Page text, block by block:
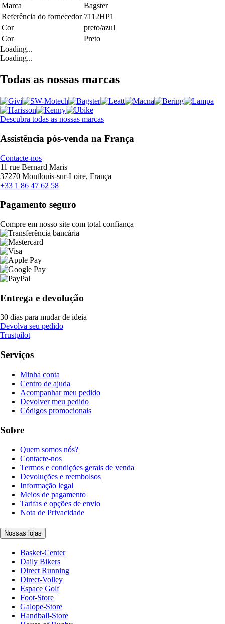
Marca
Bagster
Referência do fornecedor 7112HP1
Cor
preto/azul
Cor
Preto
Loading...
Loading...
Todas as nossas marcas
Descubra todas as nossas marcas
Assistência pós-venda na França
Contacte-nos
11 rue Bernard Maris
37270 Montlouis-sur-Loire, França
+33 1 86 47 62 58
Pagamento seguro
Compre em nosso site com total confiança
Entrega e devolução
30 dias para mudar de ideia
Devolva seu pedido
Trustpilot
Serviços
Minha conta
Centro de ajuda
Acompanhar meu pedido
Devolver meu pedido
Códigos promocionais
Sobre
Quem somos nós?
Contacte-nos
Termos e condições gerais de venda
Devoluções e reembolsos
Informação legal
Meios de pagamento
Tarifas e opções de envio
Nota de Privacidade
Nossas lojas
Basket-Center
Daily Bikers
Direct Running
Direct-Volley
Espace Golf
Foot-Store
Galope-Store
Handball-Store